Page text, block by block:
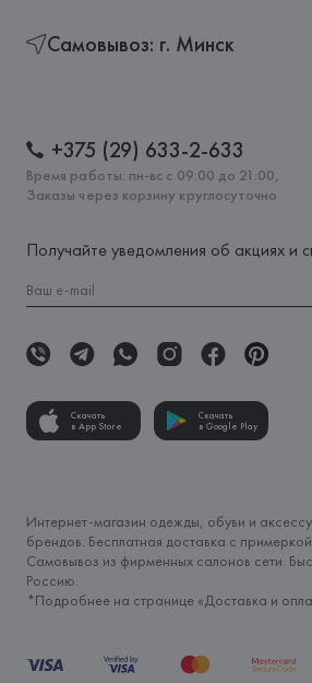
Самовывоз: г. Минск
+375 (29) 633-2-633
Время работы: пн-вс с 09:00 до 21:00,
Заказы через корзину круглосуточно
Получайте уведомления об акциях и
Скачать
в App Store
Скачать
в Google Play
Интернет-магазин одежды, обуви и
брендов. Бесплатная доставка с
Самовывоз из фирменных салонов сети.
Россию.
*Подробнее на странице «Доставка и